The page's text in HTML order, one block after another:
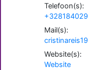
Telefoon(s):
Mail(s):
Website(s):
Website